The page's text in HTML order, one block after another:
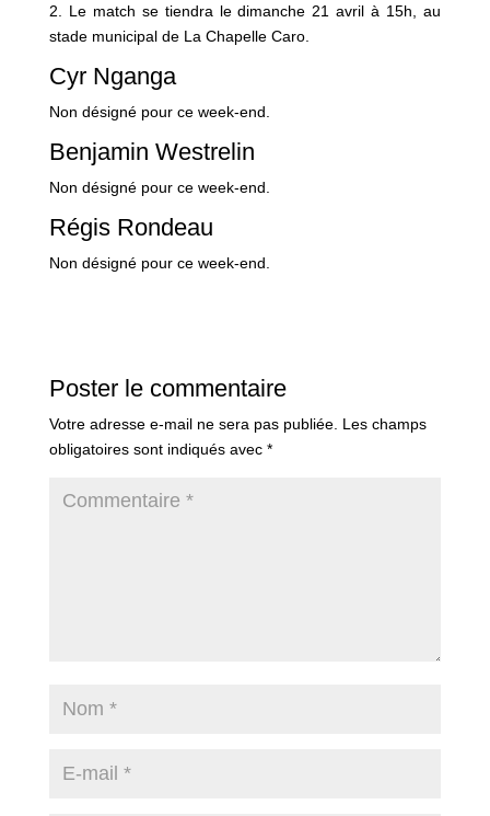
2. Le match se tiendra le dimanche 21 avril à 15h, au
stade municipal de La Chapelle Caro.
Cyr Nganga
Non désigné pour ce week-end.
Benjamin Westrelin
Non désigné pour ce week-end.
Régis Rondeau
Non désigné pour ce week-end.
Poster le commentaire
Votre adresse e-mail ne sera pas publiée. Les champs
obligatoires sont indiqués avec *